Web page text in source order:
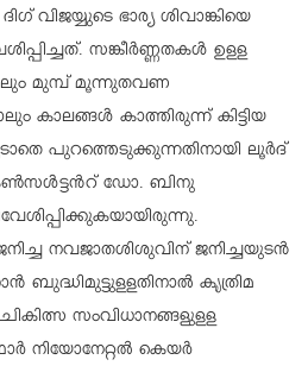
വിജയ്യുടെ ഭാര്യ ശിവാങ്കിയെ
സങ്കീര്‍ണ്ണതകള്‍ ഉളള
മുമ്പ് മൂന്നുതവണ
കാലങ്ങള്‍ കാത്തിരുന്ന് കിട്ടിയ
പുറത്തെടുക്കുന്നതിനായി ലൂര്‍ദ്
ഡോ. ബിനു
നവജാതശിശുവിന് ജനിച്ചയുടന്‍
ബുദ്ധിമുട്ടുളളതിനാല്‍ കൃത്രിമ
സംവിധാനങ്ങളുളള
നിയോനേറ്റല്‍ കെയര്‍